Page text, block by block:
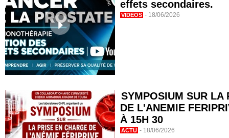
effets secondaires.
VIDÉOS - 18/06/2026
SYMPOSIUM SUR LA
DE L'ANEMIE
À 15H 30
ACTU - 18/06/2026